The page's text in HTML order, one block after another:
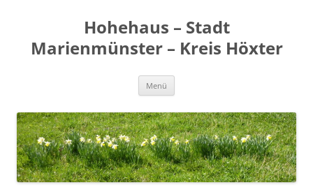
Hohehaus – Stadt
Marienmünster – Kreis Höxter
Menü